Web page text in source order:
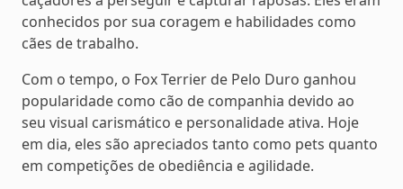
conhecidos por sua coragem e habilidades como
cães de trabalho.
Com o tempo, o Fox Terrier de Pelo Duro ganhou
popularidade como cão de companhia devido ao
seu visual carismático e personalidade ativa. Hoje
em dia, eles são apreciados tanto como pets quanto
em competições de obediência e agilidade.